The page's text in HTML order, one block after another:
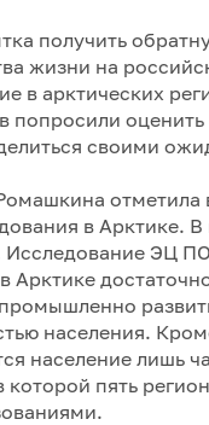
получить
жизни на
в арктических
попросили
своими
отметила
в Арктике.
ЭЦ
населения.
население лишь
пять